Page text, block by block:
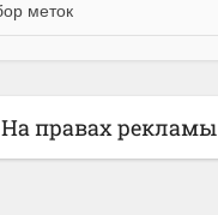
На правах рекламы